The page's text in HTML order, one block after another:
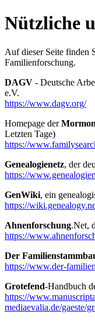
Nützliche
Auf dieser Seite finden
Familienforschung.
DAGV - Deutsche
e.V.
https://www.dagv.org/
Homepage der
Letzten Tage)
https://
Genealogienetz, der
https://
GenWiki, ein
https://
Ahnenforschung.Net,
https://
Der
https://www.der-
Grotefend-Handbuch
https://
mediaevalia.de/gaeste/